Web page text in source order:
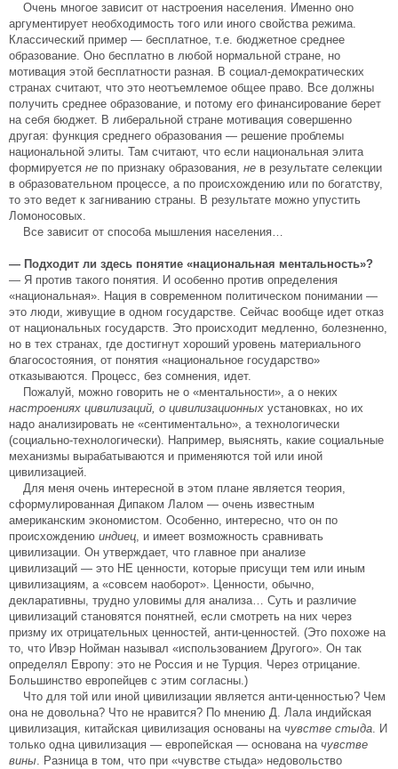
Очень многое зависит от настроения населения. Именно оно
аргументирует необходимость того или иного свойства режима.
Классический пример — бесплатное, т.е. бюджетное среднее
образование. Оно бесплатно в любой нормальной стране, но
мотивация этой бесплатности разная. В социал-демократических
странах считают, что это неотъемлемое общее право. Все должны
получить среднее образование, и потому его финансирование берет
на себя бюджет. В либеральной стране мотивация совершенно
другая: функция среднего образования — решение проблемы
национальной элиты. Там считают, что если национальная элита
формируется не по признаку образования, не в результате селекции
в образовательном процессе, а по происхождению или по богатству,
то это ведет к загниванию страны. В результате можно упустить
Ломоносовых.
Все зависит от способа мышления населения…
— Подходит ли здесь понятие «национальная ментальность»?
— Я против такого понятия. И особенно против определения
«национальная». Нация в современном политическом понимании —
это люди, живущие в одном государстве. Сейчас вообще идет отказ
от национальных государств. Это происходит медленно, болезненно,
но в тех странах, где достигнут хороший уровень материального
благосостояния, от понятия «национальное государство»
отказываются. Процесс, без сомнения, идет.
Пожалуй, можно говорить не о «ментальности», а о неких
настроениях цивилизаций, о цивилизационных установках, но их
надо анализировать не «сентиментально», а технологически
(социально-технологически). Например, выяснять, какие социальные
механизмы вырабатываются и применяются той или иной
цивилизацией.
Для меня очень интересной в этом плане является теория,
сформулированная Дипаком Лалом — очень известным
американским экономистом. Особенно, интересно, что он по
происхождению индиец, и имеет возможность сравнивать
цивилизации. Он утверждает, что главное при анализе
цивилизаций — это НЕ ценности, которые присущи тем или иным
цивилизациям, а «совсем наоборот». Ценности, обычно,
декларативны, трудно уловимы для анализа… Суть и различие
цивилизаций становятся понятней, если смотреть на них через
призму их отрицательных ценностей, анти-ценностей. (Это похоже на
то, что Ивэр Нойман называл «использованием Другого». Он так
определял Европу: это не Россия и не Турция. Через отрицание.
Большинство европейцев с этим согласны.)
Что для той или иной цивилизации является анти-ценностью? Чем
она не довольна? Что не нравится? По мнению Д. Лала индийская
цивилизация, китайская цивилизация основаны на чувстве стыда. И
только одна цивилизация — европейская — основана на чувстве
вины. Разница в том, что при «чувстве стыда» недовольство